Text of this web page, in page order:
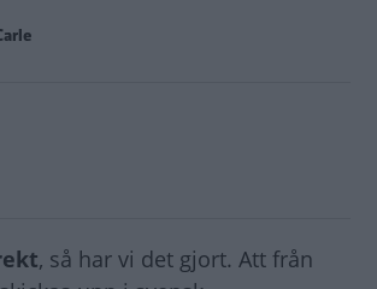
, så har vi det gjort. Att från